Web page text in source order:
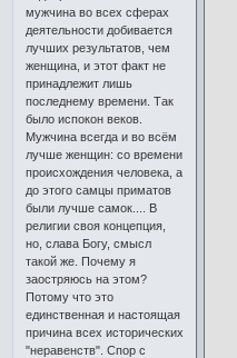
мужчина во всех сферах
деятельности добивается
лучших результатов, чем
женщина, и этот факт не
принадлежит лишь
последнему времени. Так
было испокон веков.
Мужчина всегда и во всём
лучше женщин: со времени
происхождения человека, а
до этого самцы приматов
были лучше самок.... В
религии своя концепция,
но, слава Богу, смысл
такой же. Почему я
заостряюсь на этом?
Потому что это
единственная и настоящая
причина всех исторических
"неравенств". Спор с